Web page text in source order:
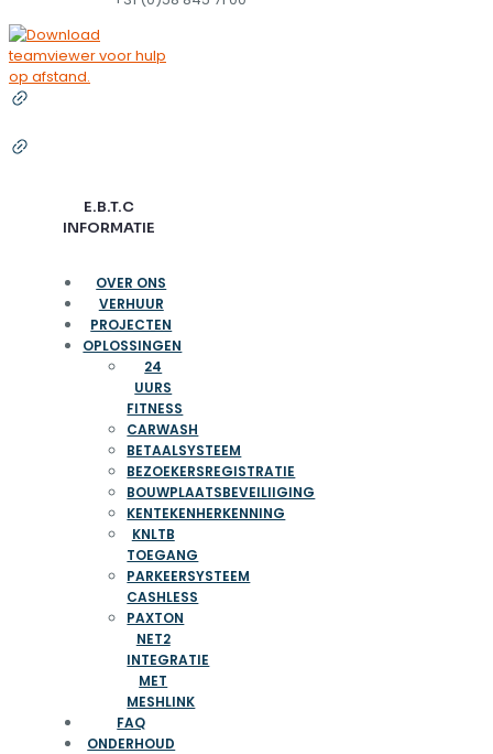
E.B.T.C
INFORMATIE
OVER ONS
VERHUUR
PROJECTEN
OPLOSSINGEN
24
UURS
FITNESS
CARWASH
BETAALSYSTEEM
BEZOEKERSREGISTRATIE
BOUWPLAATSBEVEILIIGING
KENTEKENHERKENNING
KNLTB
TOEGANG
PARKEERSYSTEEM
CASHLESS
PAXTON
NET2
INTEGRATIE
MET
MESHLINK
FAQ
ONDERHOUD